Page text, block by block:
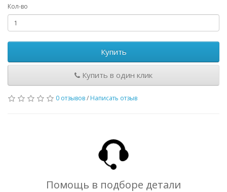
Кол-во
Купить
Купить в один клик
0 отзывов/ Написать отзыв
Помощь в подборе детали